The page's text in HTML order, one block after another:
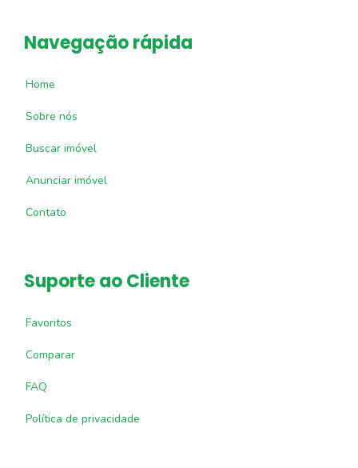
Navegação rápida
Home
Sobre nós
Buscar imóvel
Anunciar imóvel
Contato
Suporte ao Cliente
Favoritos
Comparar
FAQ
Política de privacidade